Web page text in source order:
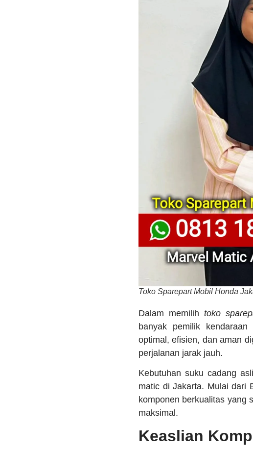
Toko Sparepart Mobil Honda
Dalam memilihtoko
banyak pemilik
optimal, efisien, dan aman
perjalanan jarak jauh.
Kebutuhan suku cadang
matic di Jakarta. Mulai dari
komponen berkualitas yang
maksimal.
Keaslian